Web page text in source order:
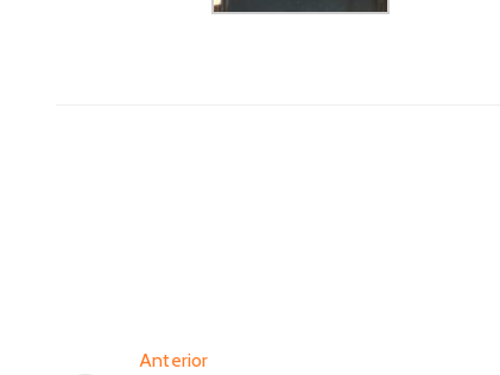
Anterior